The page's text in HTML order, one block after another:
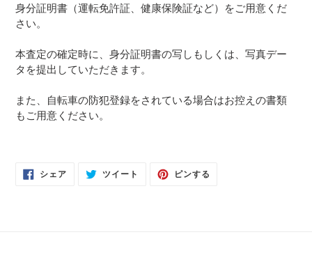
身分証明書（運転免許証、健康保険証など）をご用意くだ
さい。
本査定の確定時に、身分証明書の写しもしくは、写真デー
タを提出していただきます。
また、自転車の防犯登録をされている場合はお控えの書類
もご用意ください。
シェアFACEBOOKツイート
TWITTERピンする